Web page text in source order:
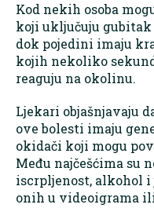
Kod nekih osoba
koji uključuju
dok pojedini imaju
kojih nekoliko
reaguju na okolinu.
Ljekari objašnjavaju
ove bolesti imaju
okidači koji mogu
Među najčešćima su
iscrpljenost, alkohol
onih u videoigrama